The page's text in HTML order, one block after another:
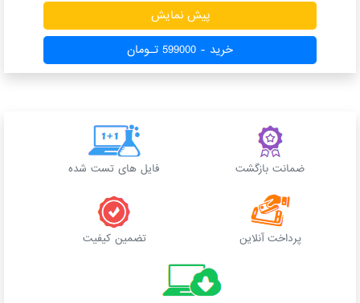
پیش نمایش
خرید - 599000 تـومان
ضمانت بازگشت فایل های تست شده
پرداخت آنلاین تضمین کیفیت